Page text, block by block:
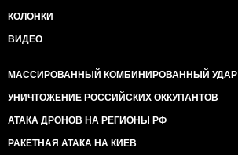
КОЛОНКИ
ВИДЕО
МАССИРОВАННЫЙ КОМБИНИРОВАННЫЙ УДАР
УНИЧТОЖЕНИЕ РОССИЙСКИХ ОККУПАНТОВ
АТАКА ДРОНОВ НА РЕГИОНЫ РФ
РАКЕТНАЯ АТАКА НА КИЕВ